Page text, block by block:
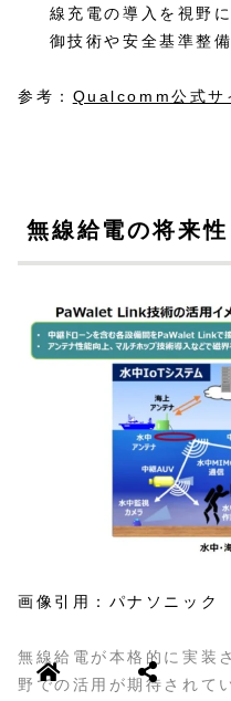
線充電の導入を視野
御技術や安全基準整備
参考： Qualcomm公式サ
無線給電の将来性
画像引用：パナソニック
無線給電が本格的に実装
野での活用が期待されて